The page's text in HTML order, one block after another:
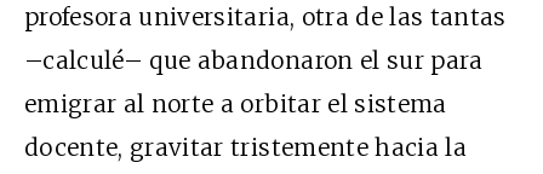
profesora universitaria, otra de las tantas
–calculé– que abandonaron el sur para
emigrar al norte a orbitar el sistema
docente, gravitar tristemente hacia la